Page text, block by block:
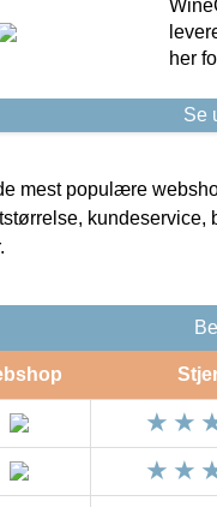
her
Se
mest populære